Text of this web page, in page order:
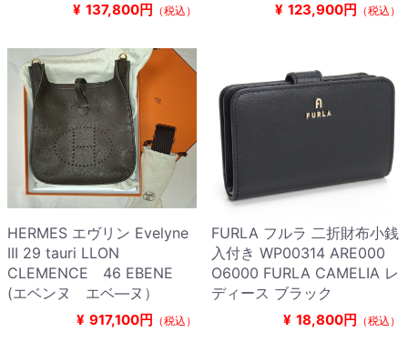
¥ 137,800円 （税込） ¥ 123,900円 （税込）
HERMES エヴリン Evelyne
III 29 tauri LLON
CLEMENCE 46 EBENE
(エベンヌ エベ―ヌ）
¥ 917,100円 （税込）
FURLA フルラ 二折財布小銭
入付き WP00314 ARE000
O6000 FURLA CAMELIA レ
ディース ブラック
¥ 18,800円 （税込）